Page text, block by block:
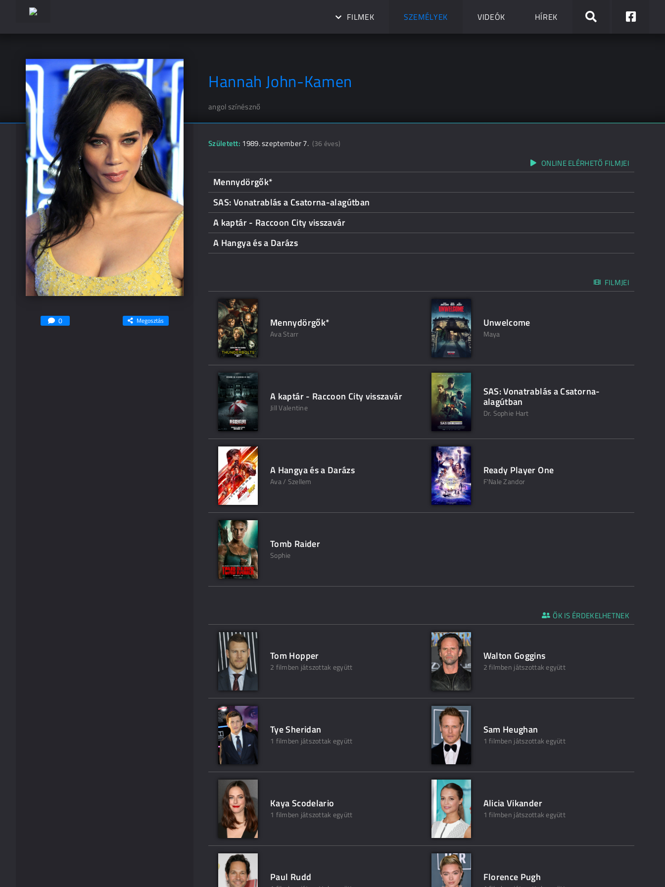
FILMEK SZEMÉLYEK VIDEÓK HÍREK
Hannah John-Kamen
angol színésznő
0 Megosztás
Született: 1989. szeptember 7. (36 éves)
ONLINE ELÉRHETŐ FILMJEI
Mennydörgők*
SAS: Vonatrablás a Csatorna-alagútban
A kaptár - Raccoon City visszavár
A Hangya és a Darázs
FILMJEI
Mennydörgők*
Ava Starr
Unwelcome
Maya
A kaptár - Raccoon City visszavár
Jill Valentine
SAS: Vonatrablás a Csatorna-
alagútban
Dr. Sophie Hart
A Hangya és a Darázs
Ava / Szellem
Ready Player One
F'Nale Zandor
Tomb Raider
Sophie
ŐK IS ÉRDEKELHETNEK
Tom Hopper
2 filmben játszottak együtt
Walton Goggins
2 filmben játszottak együtt
Tye Sheridan
1 filmben játszottak együtt
Sam Heughan
1 filmben játszottak együtt
Kaya Scodelario
1 filmben játszottak együtt
Alicia Vikander
1 filmben játszottak együtt
Paul Rudd Florence Pugh